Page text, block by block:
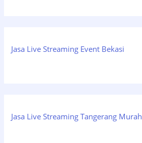
Jasa Live Streaming Event Bekasi
Jasa Live Streaming Tangerang Murah